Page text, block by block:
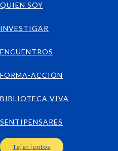
QUIEN SOY
INVESTIGAR
ENCUENTROS
FORMA-ACCIÓN
BIBLIOTECA VIVA
SENTIPENSARES
Tejer juntos